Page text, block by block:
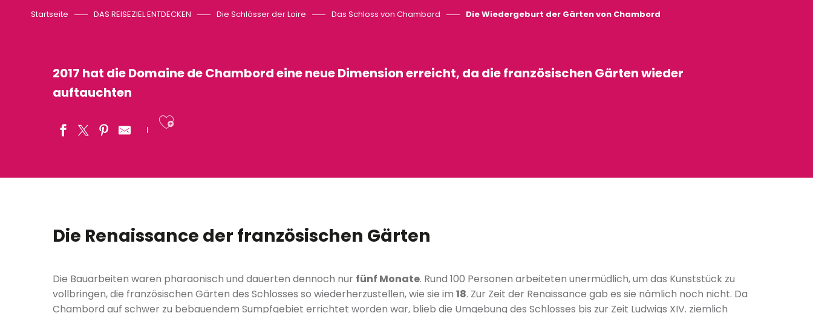
Startseite DAS REISEZIEL ENTDECKEN Die Schlösser der Loire Das Schloss von Chambord Die Wiedergeburt der Gärten von Chambord
2017 hat die Domaine de Chambord eine neue Dimension erreicht, da die französischen Gärten wieder
auftauchten
Ajouter aux favoris
Die Renaissance der französischen Gärten
Die Bauarbeiten waren pharaonisch und dauerten dennoch nur fünf Monate. Rund 100 Personen arbeiteten unermüdlich, um das Kunststück zu
vollbringen, die französischen Gärten des Schlosses so wiederherzustellen, wie sie im 18. Zur Zeit der Renaissance gab es sie nämlich noch nicht. Da
Chambord auf schwer zu bebauendem Sumpfgebiet errichtet worden war, blieb die Umgebung des Schlosses bis zur Zeit Ludwigs XIV. ziemlich